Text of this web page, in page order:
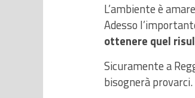
L’ambiente è
Adesso
ottenere quel
Sicuramente a
bisognerà provarci.